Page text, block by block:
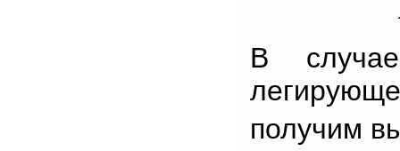
В случае
получим